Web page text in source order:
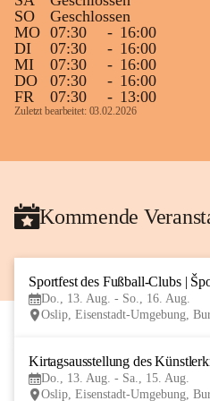
SO
Geschlossen
MO 07:30 - 16:00
DI
07:30 - 16:00
MI
07:30 - 16:00
DO
07:30 - 16:00
FR
07:30 - 13:00
Zuletzt bearbeitet: 03.02.2026
Kommende
Sportfest des Fußball-Clubs |
Do., 13. Aug. - So., 16. Aug.
Oslip, Eisenstadt-Umgebung,
Kirtagsausstellung des
Do., 13. Aug. - Sa., 15. Aug.
Oslip, Eisenstadt-Umgebung,